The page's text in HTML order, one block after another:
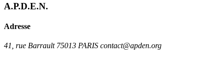
A.P.D.E.N.
Adresse
41, rue Barrault 75013 PARIS contact@apden.org